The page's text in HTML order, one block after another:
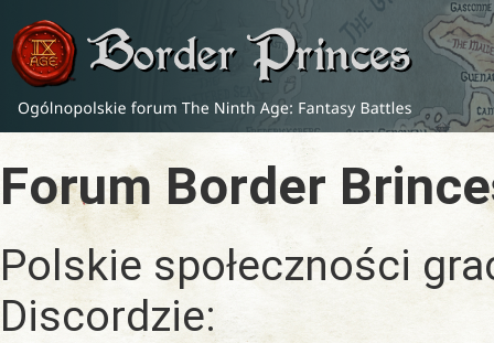
Forum Border
Polskie społeczności
Discordzie: